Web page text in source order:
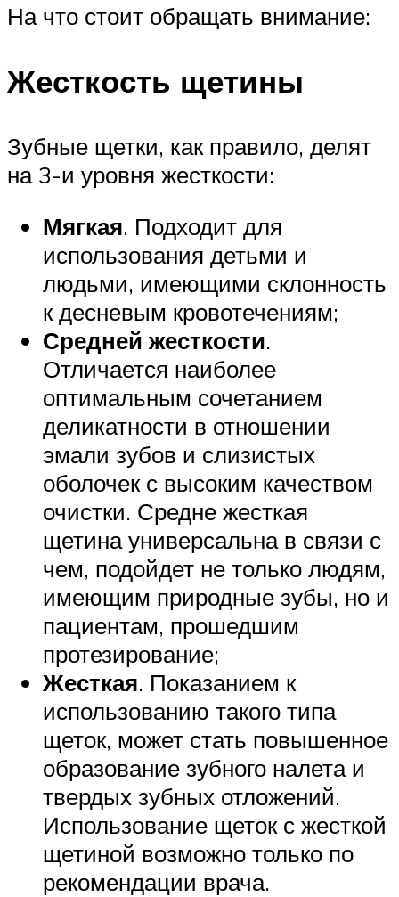
На что стоит обращать внимание:
Жесткость щетины
Зубные щетки, как правило, делят
на 3-и уровня жесткости:
Мягкая. Подходит для
использования детьми и
людьми, имеющими склонность
к десневым кровотечениям;
Средней жесткости.
Отличается наиболее
оптимальным сочетанием
деликатности в отношении
эмали зубов и слизистых
оболочек с высоким качеством
очистки. Средне жесткая
щетина универсальна в связи с
чем, подойдет не только людям,
имеющим природные зубы, но и
пациентам, прошедшим
протезирование;
Жесткая. Показанием к
использованию такого типа
щеток, может стать повышенное
образование зубного налета и
твердых зубных отложений.
Использование щеток с жесткой
щетиной возможно только по
рекомендации врача.